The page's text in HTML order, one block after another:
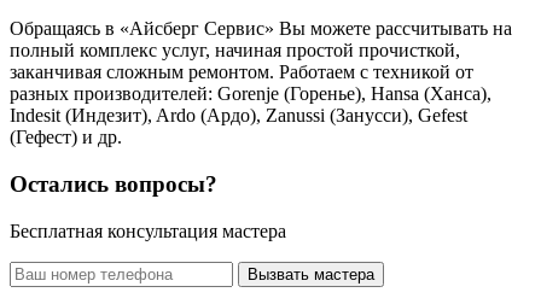
Обращаясь в «Айсберг Сервис» Вы можете рассчитывать на
полный комплекс услуг, начиная простой прочисткой,
заканчивая сложным ремонтом. Работаем с техникой от
разных производителей: Gorenje (Горенье), Hansa (Ханса),
Indesit (Индезит), Ardo (Ардо), Zanussi (Занусси), Gefest
(Гефест) и др.
Остались вопросы?
Бесплатная консультация мастера
Вызвать мастера